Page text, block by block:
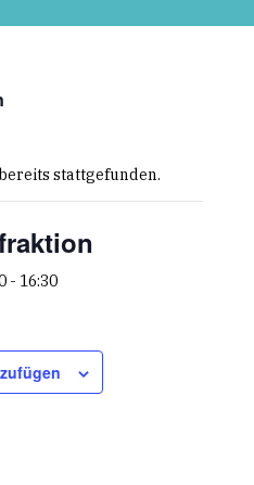
stattgefunden.
- 16:30